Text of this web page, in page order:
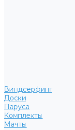
Виндсерфинг
Доски
Паруса
Комплекты
Мачты